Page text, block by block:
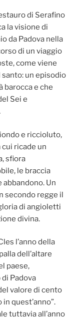
di Serafino
la visione di
da Padova nella
di un viaggio
come viene
un episodio
barocca e che
Sei e
e riccioluto,
ricade un
sfiora
le braccia
abbandono. Un
secondo regge il
di angioletti
divina.
l’anno della
dell’altare
paese,
Padova
valore di cento
quest’anno”.
tuttavia all’anno